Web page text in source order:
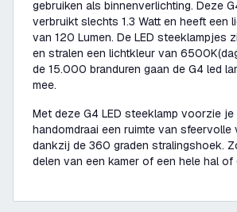
gebruiken als binnenverlichting. Deze
verbruikt slechts 1.3 Watt en heeft een
van 120 Lumen. De LED steeklampjes
en stralen een lichtkleur van
de 15.000 branduren gaan de G4 led
mee.
Met deze G4 LED steeklamp voorzie je
handomdraai een ruimte van sfeervolle
dankzij de 360 graden stralingshoek.
delen van een kamer of een hele hal of